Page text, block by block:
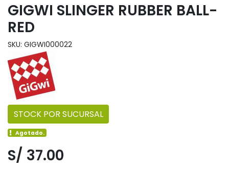
GIGWI SLINGER RUBBER BALL-
RED
SKU: GIGWI000022
STOCK POR SUCURSAL
Agotado.
S/ 37.00